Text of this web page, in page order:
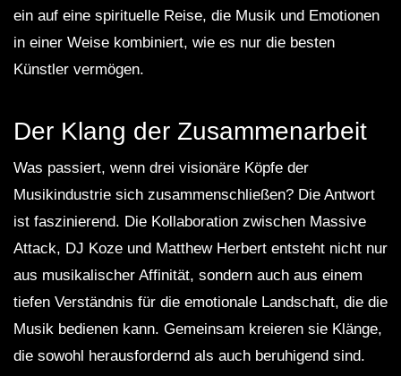
ein auf eine spirituelle Reise, die Musik und Emotionen
in einer Weise kombiniert, wie es nur die besten
Künstler vermögen.
Der Klang der Zusammenarbeit
Was passiert, wenn drei visionäre Köpfe der
Musikindustrie sich zusammenschließen? Die Antwort
ist faszinierend. Die Kollaboration zwischen Massive
Attack, DJ Koze und Matthew Herbert entsteht nicht nur
aus musikalischer Affinität, sondern auch aus einem
tiefen Verständnis für die emotionale Landschaft, die die
Musik bedienen kann. Gemeinsam kreieren sie Klänge,
die sowohl herausfordernd als auch beruhigend sind.